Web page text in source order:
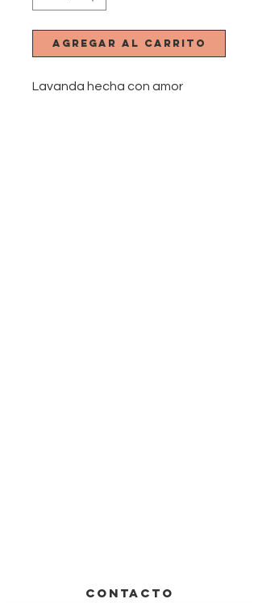
Agregar al carrito
Lavanda hecha con amor
CONTACTO